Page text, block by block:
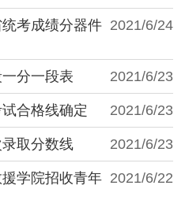
2021/6/24
考成绩分器件
2021/6/23
分一段表
2021/6/23
合格线确定
2021/6/23
取分数线
2021/6/22
学院招收青年